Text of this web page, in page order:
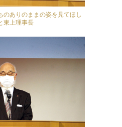
のありのままの姿を見てほし
東上理事長